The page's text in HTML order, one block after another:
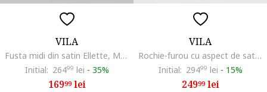
VILA
Fusta midi din satin Ellette, Maro inchis
Initial: 26499 lei - 35%
16999lei
VILA
Rochie-furou cu aspect de satin, Verde masliniu
Initial: 29499 lei - 15%
24999lei